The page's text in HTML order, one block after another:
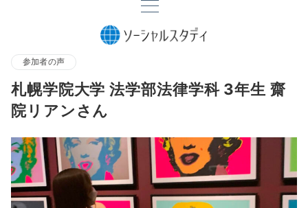
参加者の声
札幌学院大学 法学部法律学科 3年生 齋
院リアンさん